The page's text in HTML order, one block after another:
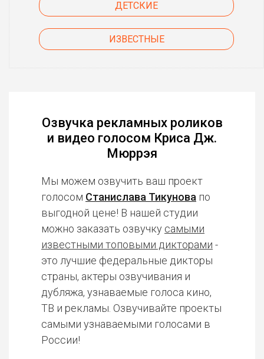
ДЕТСКИЕ
ИЗВЕСТНЫЕ
Озвучка рекламных роликов
и видео голосом Криса Дж.
Мюррэя
Мы можем озвучить ваш проект
голосом Станислава Тикунова по
выгодной цене! В нашей студии
можно заказать озвучку самыми
известными топовыми дикторами -
это лучшие федеральные дикторы
страны, актеры озвучивания и
дубляжа, узнаваемые голоса кино,
ТВ и рекламы. Озвучивайте проекты
самыми узнаваемыми голосами в
России!